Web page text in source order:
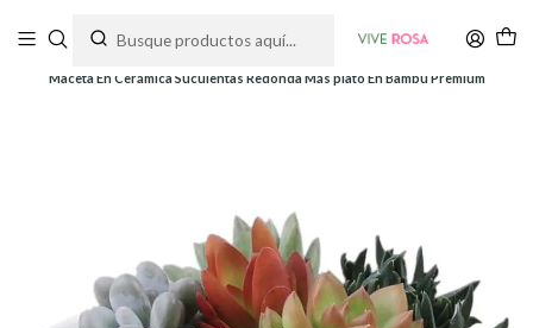
Maceta En Cerámica Suculentas Redonda Más plato En Bambú Premium